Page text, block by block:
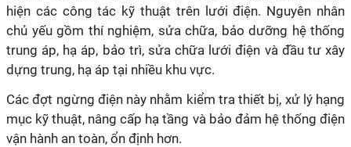
hiện các công tác kỹ thuật trên lưới điện. Nguyên nhân
chủ yếu gồm thí nghiệm, sửa chữa, bảo dưỡng hệ thống
trung áp, hạ áp, bảo trì, sửa chữa lưới điện và đầu tư xây
dựng trung, hạ áp tại nhiều khu vực.
Các đợt ngừng điện này nhằm kiểm tra thiết bị, xử lý hạng
mục kỹ thuật, nâng cấp hạ tầng và bảo đảm hệ thống điện
vận hành an toàn, ổn định hơn.